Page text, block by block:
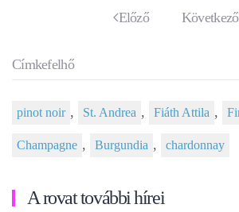
Előző Következő
Címkefelhő
pinot noir , St. Andrea , Fiáth Attila ,
Champagne , Burgundia , chardonnay
A rovat további hírei